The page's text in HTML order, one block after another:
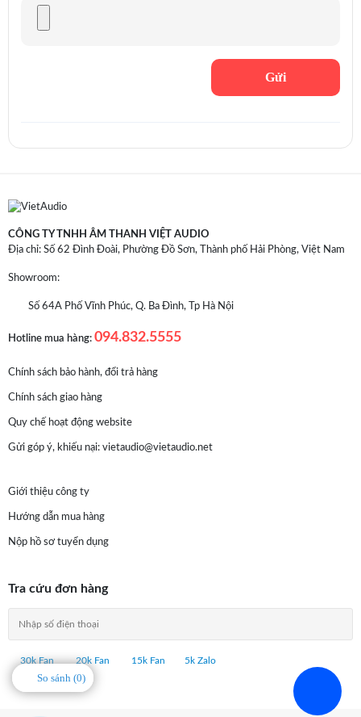
So sánh (0)
CÔNG TY TNHH ÂM THANH VIỆT AUDIO
Địa chỉ: Số 62 Đình Đoài, Phường Đồ Sơn, Thành phố Hải Phòng, Việt Nam
Showroom:
Số 64A Phố Vĩnh Phúc, Q. Ba Đình, Tp Hà Nội
Hotline mua hàng: 094.832.5555
Chính sách bảo hành, đổi trả hàng
Chính sách giao hàng
Quy chế hoạt động website
Gửi góp ý, khiếu nại: vietaudio@vietaudio.net
Giới thiệu công ty
Hướng dẫn mua hàng
Nộp hồ sơ tuyển dụng
Tra cứu đơn hàng
30k Fan 20k Fan 15k Fan 5k Zalo